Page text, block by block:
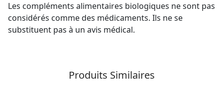
Les compléments alimentaires biologiques ne sont pas
considérés comme des médicaments. Ils ne se
substituent pas à un avis médical.
Produits Similaires